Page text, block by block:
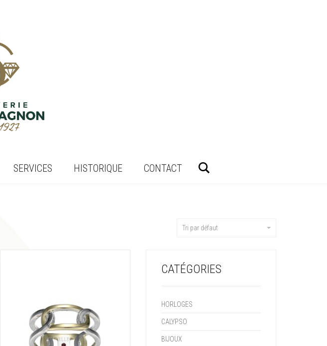
SERVICES HISTORIQUE CONTACT
Tri par défaut
CATÉGORIES
HORLOGES
CALYPSO
BIJOUX